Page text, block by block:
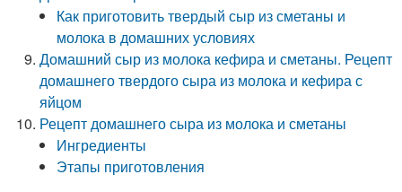
Как приготовить твердый сыр из сметаны и
молока в домашних условиях
Домашний сыр из молока кефира и сметаны. Рецепт
домашнего твердого сыра из молока и кефира с
яйцом
Рецепт домашнего сыра из молока и сметаны
Ингредиенты
Этапы приготовления